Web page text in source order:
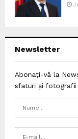
Newsletter
Abonați-vă la
sfaturi și fotografii